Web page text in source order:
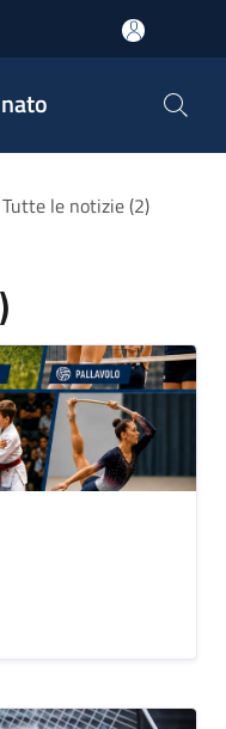
Tutte le notizie (2)